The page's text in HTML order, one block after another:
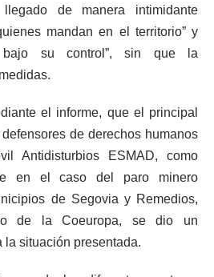
de manera intimidante
mandan en el territorio” y
bajo su control”, sin que la
el informe, que el principal
de derechos humanos
Antidisturbios ESMAD, como
en el caso del paro minero
de Segovia y Remedios,
de la Coeuropa, se dio un
la situación presentada.